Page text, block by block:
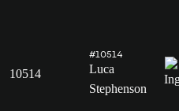
10514
#10514
Luca
Stephenson